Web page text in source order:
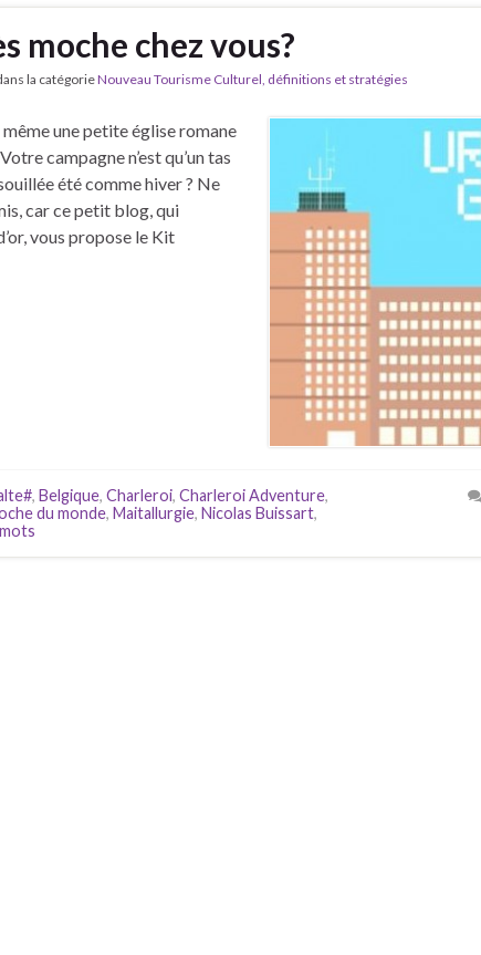
moche chez vous?
la catégorieNouveau Tourisme Culturel, définitions et stratégies
même une petite église romane
campagne n’est qu’un tas
été comme hiver ? Ne
car ce petit blog, qui
vous propose le Kit
, Belgique, Charleroi, Charleroi Adventure,
du monde, Maitallurgie, Nicolas Buissart,